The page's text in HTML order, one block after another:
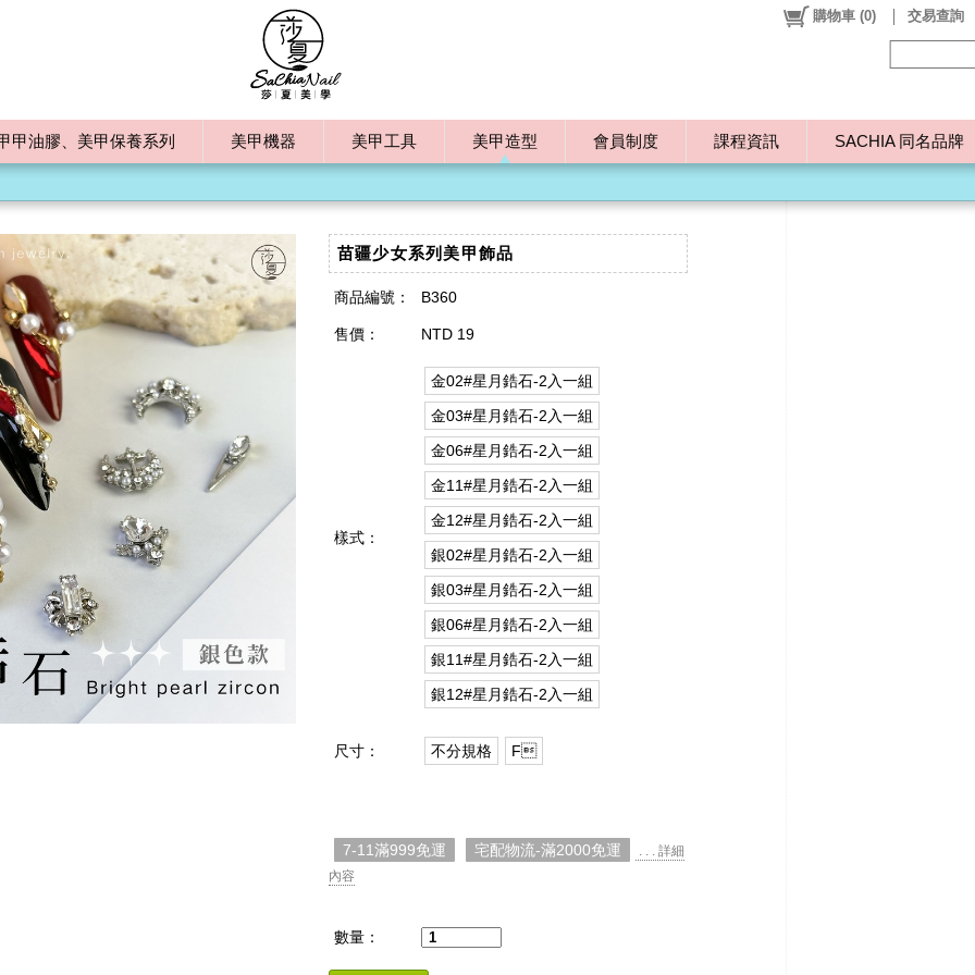
甲油膠、美甲保養系列 美甲機器 美甲工具 美甲造型 會員制度 課程資訊 SACHIA 同名品牌
購物車 (0) 交易查詢
苗疆少女系列美甲飾品
商品編號： B360
售價： NTD 19
樣式：
金02#星月鋯石-2入一組
金03#星月鋯石-2入一組
金06#星月鋯石-2入一組
金11#星月鋯石-2入一組
金12#星月鋯石-2入一組
銀02#星月鋯石-2入一組
銀03#星月鋯石-2入一組
銀06#星月鋯石-2入一組
銀11#星月鋯石-2入一組
銀12#星月鋯石-2入一組
尺寸： 不分規格 F
7-11滿999免運 宅配物流-滿2000免運
. . . 詳細
內容
數量：